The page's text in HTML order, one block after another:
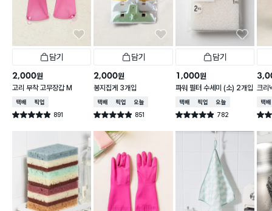
담기
2,000원
고리 부착 고무장갑 M
택배배송매장픽업
별점 4.9점 891
건 작성
담기
2,000원
봉지집게 3개입
택배배송매장픽업오늘배송
별점 4.9점 851
건 작성
담기
1,000원
파워 필터 수세미 (소) 2개입
택배배송매장픽업오늘배송
별점 4.9점 782
건 작성
크리
주
택배
별점